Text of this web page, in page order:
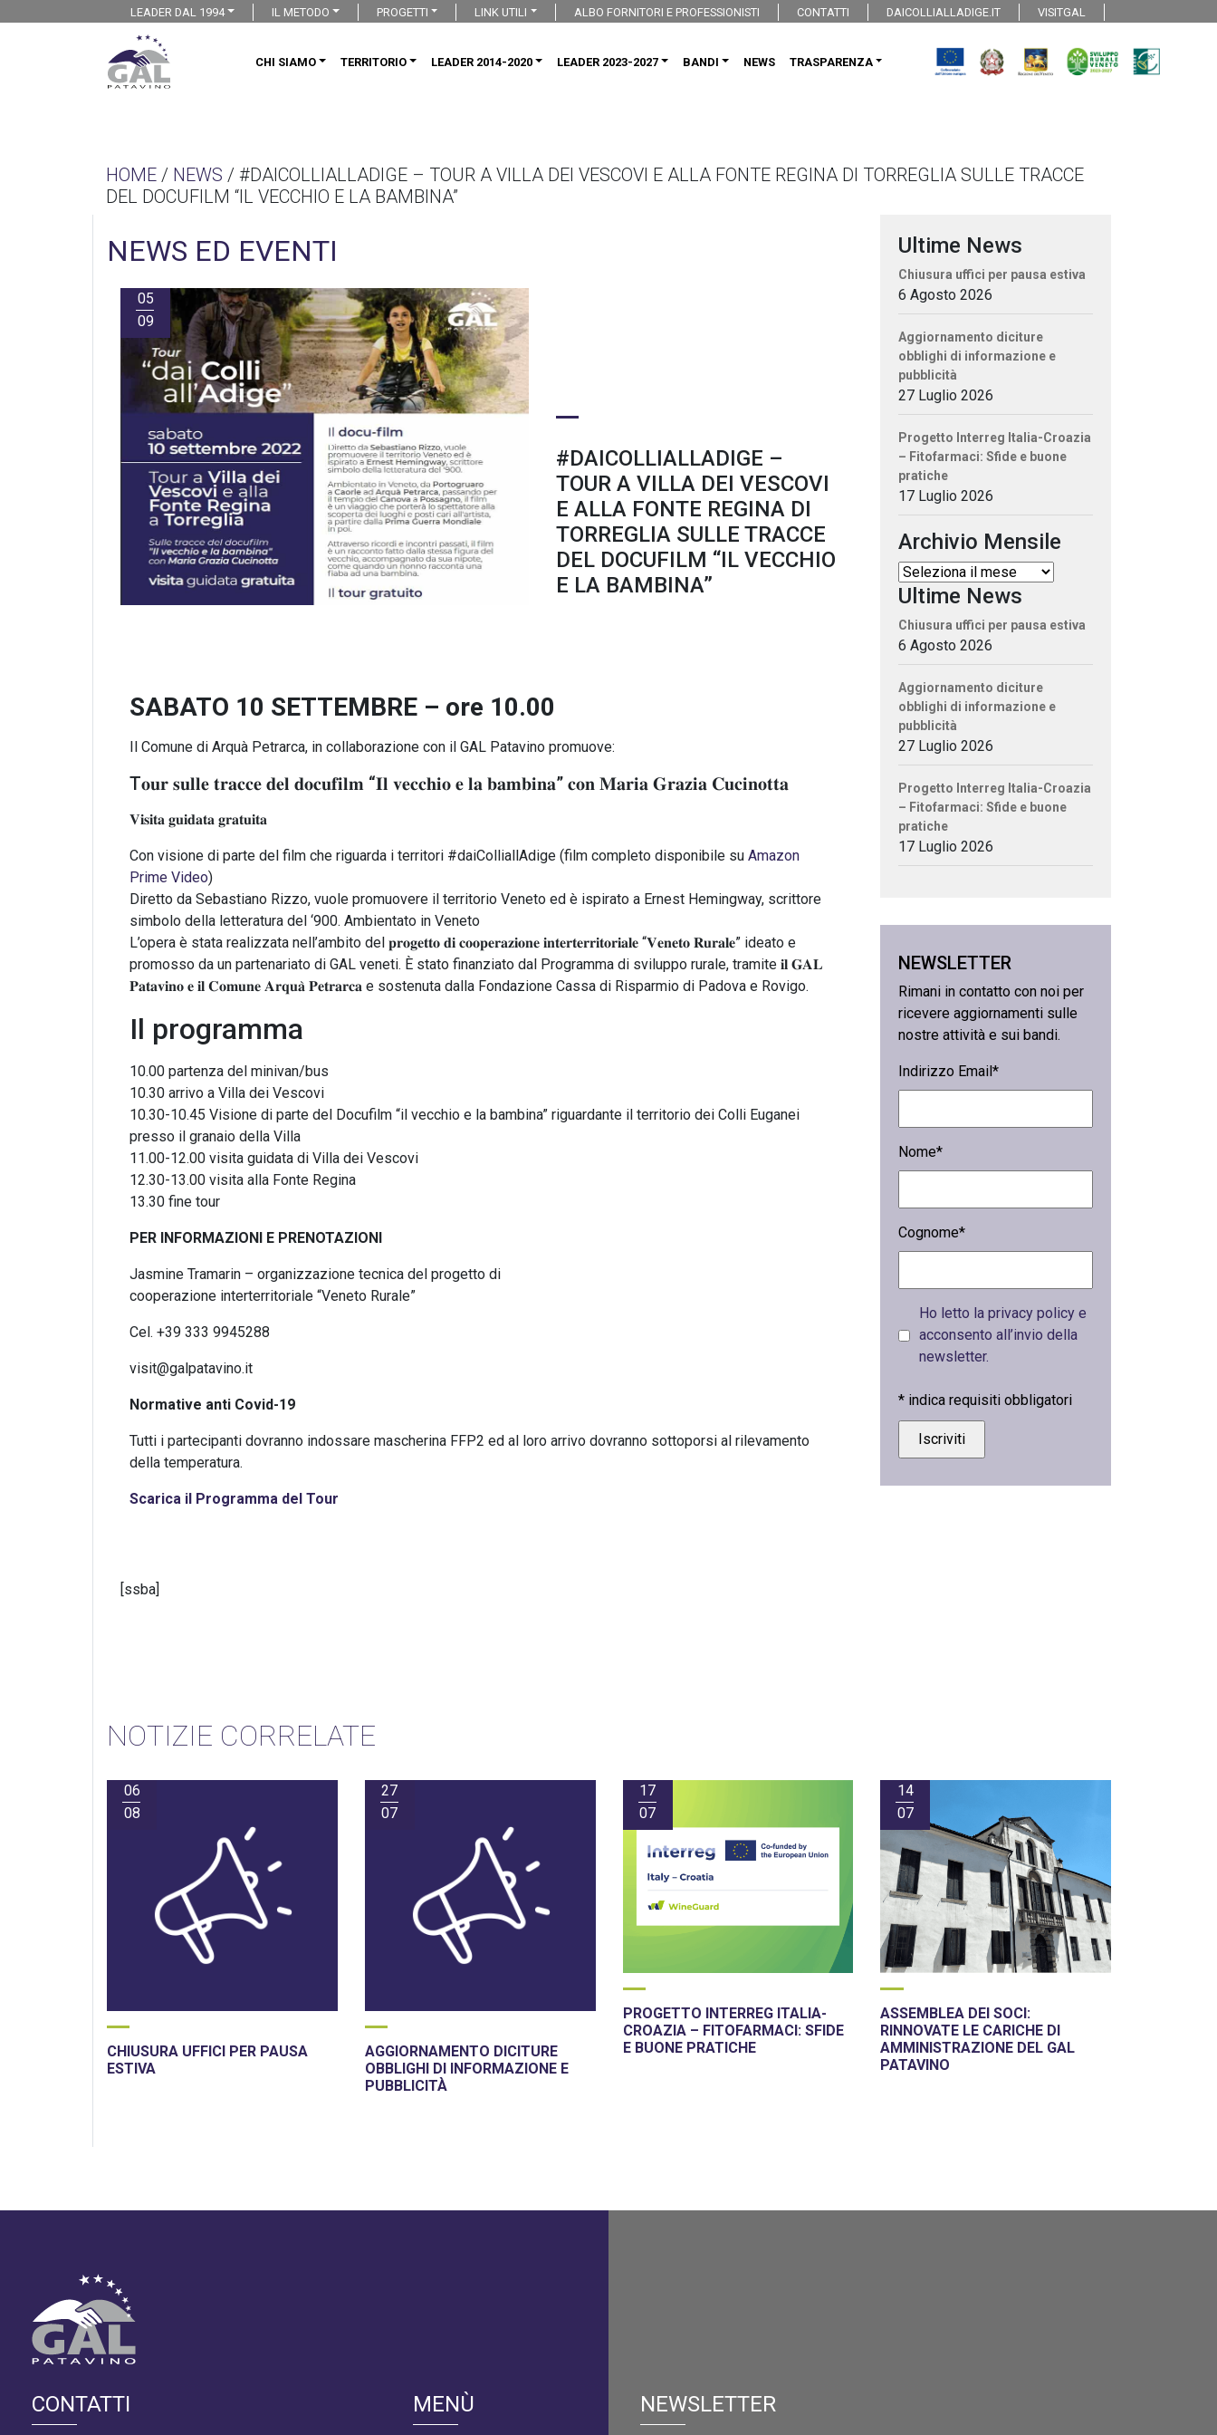
LEADER DAL 1994 IL METODO PROGETTI LINK UTILI ALBO FORNITORI E PROFESSIONISTI CONTATTI DAICOLLIALLADIGE.IT VISITGAL
CHI SIAMO TERRITORIO LEADER 2014-2020 LEADER 2023-2027 BANDI NEWS TRASPARENZA
HOME / NEWS / #DAICOLLIALLADIGE – TOUR A VILLA DEI VESCOVI E ALLA FONTE REGINA DI TORREGLIA SULLE TRACCE
DEL DOCUFILM “IL VECCHIO E LA BAMBINA”
NEWS ED EVENTI
05
09
#DAICOLLIALLADIGE –
TOUR A VILLA DEI VESCOVI
E ALLA FONTE REGINA DI
TORREGLIA SULLE TRACCE
DEL DOCUFILM “IL VECCHIO
E LA BAMBINA”
SABATO 10 SETTEMBRE – ore 10.00
Il Comune di Arquà Petrarca, in collaborazione con il GAL Patavino promuove:
T𝐨𝐮𝐫 𝐬𝐮𝐥𝐥𝐞 𝐭𝐫𝐚𝐜𝐜𝐞 𝐝𝐞𝐥 𝐝𝐨𝐜𝐮𝐟𝐢𝐥𝐦 “𝐈𝐥 𝐯𝐞𝐜𝐜𝐡𝐢𝐨 𝐞 𝐥𝐚 𝐛𝐚𝐦𝐛𝐢𝐧𝐚” 𝐜𝐨𝐧 𝐌𝐚𝐫𝐢𝐚 𝐆𝐫𝐚𝐳𝐢𝐚 𝐂𝐮𝐜𝐢𝐧𝐨𝐭𝐭𝐚
𝐕𝐢𝐬𝐢𝐭𝐚 𝐠𝐮𝐢𝐝𝐚𝐭𝐚 𝐠𝐫𝐚𝐭𝐮𝐢𝐭𝐚
Con visione di parte del film che riguarda i territori #daiColliallAdige (film completo disponibile su Amazon
Prime Video)
Diretto da Sebastiano Rizzo, vuole promuovere il territorio Veneto ed è ispirato a Ernest Hemingway, scrittore
simbolo della letteratura del ‘900. Ambientato in Veneto
L’opera è stata realizzata nell’ambito del 𝐩𝐫𝐨𝐠𝐞𝐭𝐭𝐨 𝐝𝐢 𝐜𝐨𝐨𝐩𝐞𝐫𝐚𝐳𝐢𝐨𝐧𝐞 𝐢𝐧𝐭𝐞𝐫𝐭𝐞𝐫𝐫𝐢𝐭𝐨𝐫𝐢𝐚𝐥𝐞 “𝐕𝐞𝐧𝐞𝐭𝐨 𝐑𝐮𝐫𝐚𝐥𝐞” ideato e
promosso da un partenariato di GAL veneti. È stato finanziato dal Programma di sviluppo rurale, tramite 𝐢𝐥 𝐆𝐀𝐋
𝐏𝐚𝐭𝐚𝐯𝐢𝐧𝐨 𝐞 𝐢𝐥 𝐂𝐨𝐦𝐮𝐧𝐞 𝐀𝐫𝐪𝐮𝐚̀ 𝐏𝐞𝐭𝐫𝐚𝐫𝐜𝐚 e sostenuta dalla Fondazione Cassa di Risparmio di Padova e Rovigo.
Il programma
10.00 partenza del minivan/bus
10.30 arrivo a Villa dei Vescovi
10.30-10.45 Visione di parte del Docufilm “il vecchio e la bambina” riguardante il territorio dei Colli Euganei
presso il granaio della Villa
11.00-12.00 visita guidata di Villa dei Vescovi
12.30-13.00 visita alla Fonte Regina
13.30 fine tour
PER INFORMAZIONI E PRENOTAZIONI
Jasmine Tramarin – organizzazione tecnica del progetto di
cooperazione interterritoriale “Veneto Rurale”
Cel. +39 333 9945288
visit@galpatavino.it
Normative anti Covid-19
Tutti i partecipanti dovranno indossare mascherina FFP2 ed al loro arrivo dovranno sottoporsi al rilevamento
della temperatura.
Scarica il Programma del Tour
[ssba]
Ultime News
Chiusura uffici per pausa estiva
6 Agosto 2026
Aggiornamento diciture
obblighi di informazione e
pubblicità
27 Luglio 2026
Progetto Interreg Italia-Croazia
– Fitofarmaci: Sfide e buone
pratiche
17 Luglio 2026
Archivio Mensile
Ultime News
Chiusura uffici per pausa estiva
6 Agosto 2026
Aggiornamento diciture
obblighi di informazione e
pubblicità
27 Luglio 2026
Progetto Interreg Italia-Croazia
– Fitofarmaci: Sfide e buone
pratiche
17 Luglio 2026
NEWSLETTER
Rimani in contatto con noi per
ricevere aggiornamenti sulle
nostre attività e sui bandi.
Indirizzo Email*
Nome*
Cognome*
Ho letto la privacy policy e
acconsento all’invio della
newsletter.
* indica requisiti obbligatori
NOTIZIE CORRELATE
06
08
CHIUSURA UFFICI PER PAUSA
ESTIVA
27
07
AGGIORNAMENTO DICITURE
OBBLIGHI DI INFORMAZIONE E
PUBBLICITÀ
17
07
PROGETTO INTERREG ITALIA-
CROAZIA – FITOFARMACI: SFIDE
E BUONE PRATICHE
14
07
ASSEMBLEA DEI SOCI:
RINNOVATE LE CARICHE DI
AMMINISTRAZIONE DEL GAL
PATAVINO
CONTATTI MENÙ NEWSLETTER